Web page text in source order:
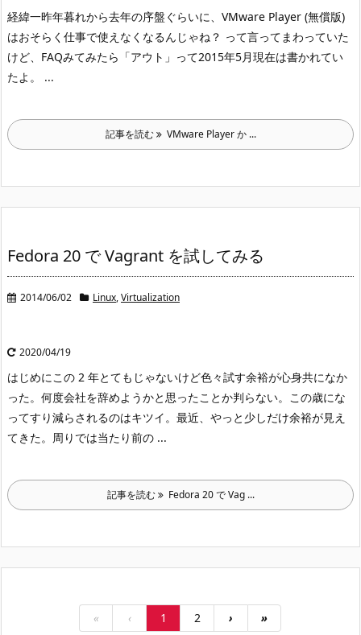
経緯一昨年暮れから去年の序盤ぐらいに、VMware Player (無償版)
はおそらく仕事で使えなくなるんじゃね？ って言ってまわっていた
けど、FAQみてみたら「アウト」って2015年5月現在は書かれてい
たよ。 ...
記事を読む VMware Player か ...
Fedora 20 で Vagrant を試してみる
2014/06/02 Linux,Virtualization
2020/04/19
はじめにこの 2 年とてもじゃないけど色々試す余裕が心身共になか
った。何度会社を辞めようかと思ったことか判らない。 この歳にな
ってすり減らされるのはキツイ。 最近、やっと少しだけ余裕が見え
てきた。周りでは当たり前の ...
記事を読む Fedora 20 で Vag ...
« ‹ 1 2 › »